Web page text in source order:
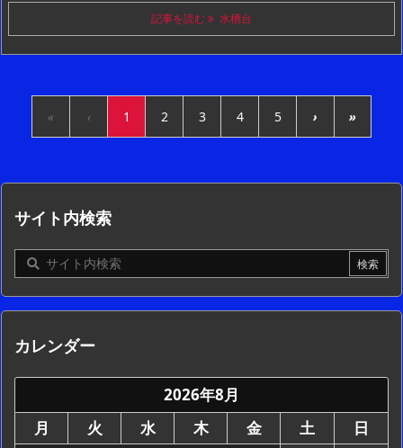
記事を読む 水槽台
« ‹ 1 2 3 4 5 › »
サイト内検索
カレンダー
2026年8月
月
火 水 木 金 土
日